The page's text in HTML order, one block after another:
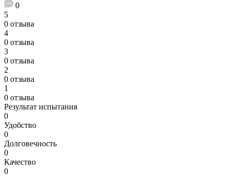
0
5
0 отзыва
4
0 отзыва
3
0 отзыва
2
0 отзыва
1
0 отзыва
Результат испытания
0
Удобство
0
Долговечность
0
Качество
0